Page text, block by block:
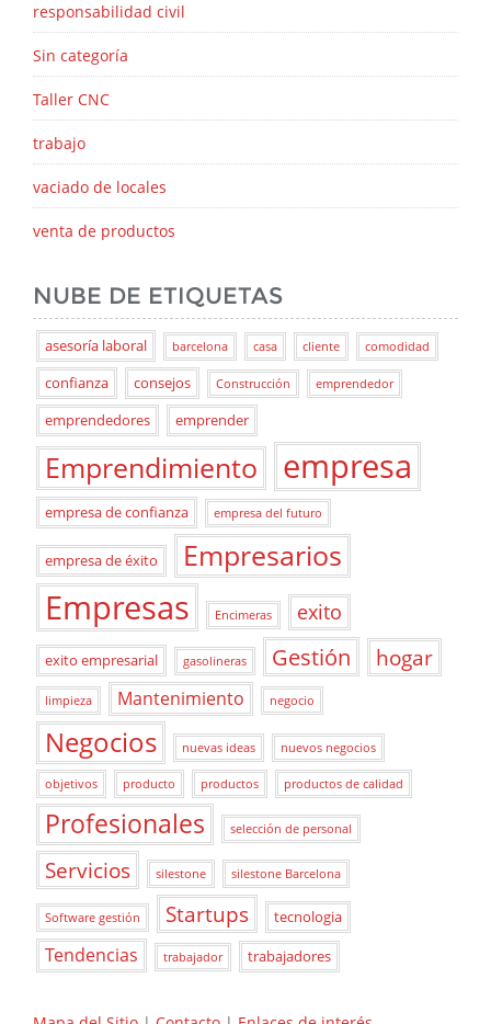
responsabilidad civil
Sin categoría
Taller CNC
trabajo
vaciado de locales
venta de productos
NUBE DE ETIQUETAS
asesoría laboral barcelona casa cliente comodidad
confianza consejos Construcción emprendedor
emprendedores emprender
Emprendimiento empresa
empresa de confianza empresa del futuro
empresa de éxito Empresarios
Empresas Encimeras exito
exito empresarial gasolineras Gestión hogar
limpieza Mantenimiento negocio
Negocios nuevas ideas nuevos negocios
objetivos producto productos productos de calidad
Profesionales selección de personal
Servicios silestone silestone Barcelona
Software gestión Startups tecnologia
Tendencias trabajador trabajadores